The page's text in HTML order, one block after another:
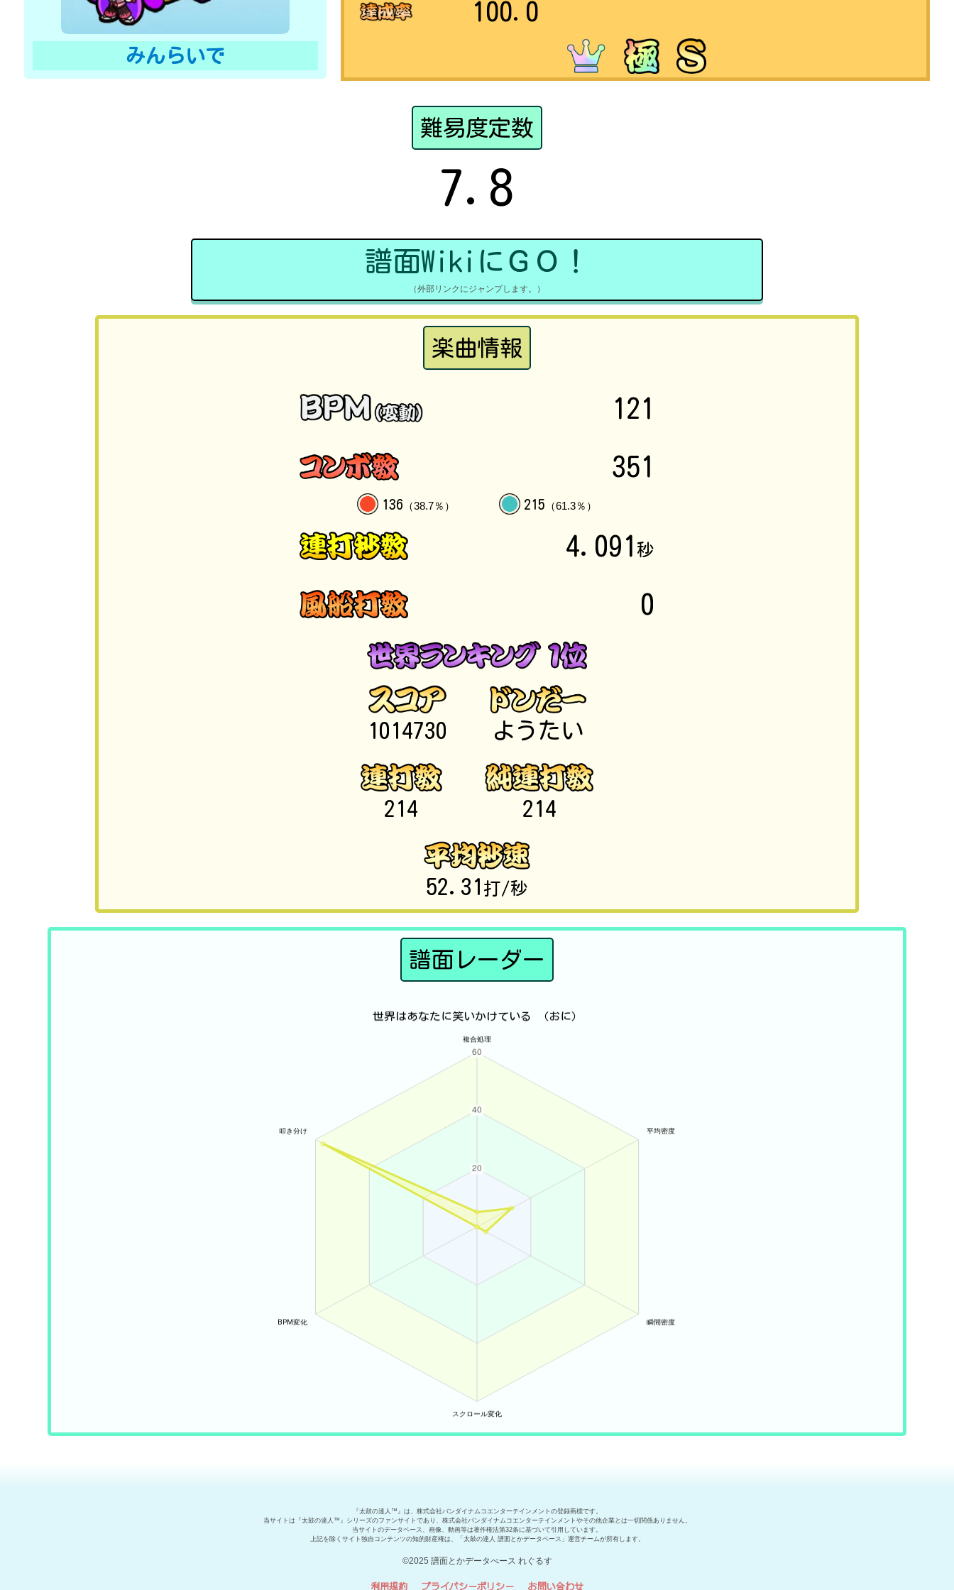
みんらいで
100.0
難易度定数
7.8
譜面WikiにＧＯ！
（外部リンクにジャンプします。）
楽曲情報
121
351
136 （38.7％） 215 （61.3％）
4.091 秒
0
1014730 ようたい
214 214
52.31 打/秒
譜面レーダー
『太鼓の達人™』は、株式会社バンダイナムコエンターテインメントの登録商標です。
当サイトは『太鼓の達人™』シリーズのファンサイトであり、株式会社バンダイナムコエンターテインメントやその他企業とは一切関係ありません。
当サイトのデータベース、画像、動画等は著作権法第32条に基づいて引用しています。
上記を除くサイト独自コンテンツの知的財産権は、「太鼓の達人 譜面とかデータベース」運営チームが所有します。
©2025 譜面とかデータべース れぐるす
利用規約 プライバシーポリシー お問い合わせ